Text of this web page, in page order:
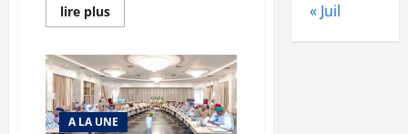
lire plusEn
savoir
Communique
du
conseil
des
ministres
du
A LA UNE
« Juil